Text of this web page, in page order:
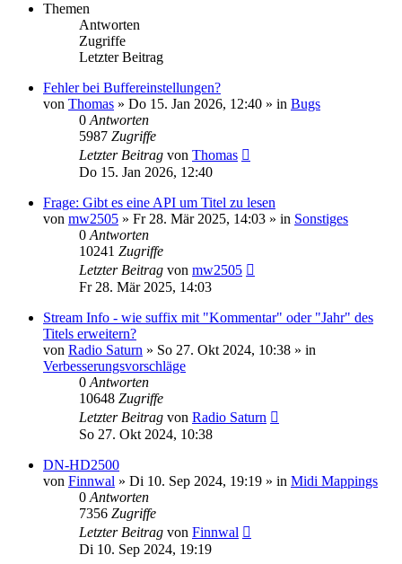
Themen
Antworten
Zugriffe
Letzter Beitrag
Fehler bei Buffereinstellungen?
von Thomas » Do 15. Jan 2026, 12:40 » in Bugs
0 Antworten
5987 Zugriffe
Letzter Beitrag von Thomas
Do 15. Jan 2026, 12:40
Frage: Gibt es eine API um Titel zu lesen
von mw2505 » Fr 28. Mär 2025, 14:03 » in Sonstiges
0 Antworten
10241 Zugriffe
Letzter Beitrag von mw2505
Fr 28. Mär 2025, 14:03
Stream Info - wie suffix mit "Kommentar" oder "Jahr" des
Titels erweitern?
von Radio Saturn » So 27. Okt 2024, 10:38 » in
Verbesserungsvorschläge
0 Antworten
10648 Zugriffe
Letzter Beitrag von Radio Saturn
So 27. Okt 2024, 10:38
DN-HD2500
von Finnwal » Di 10. Sep 2024, 19:19 » in Midi Mappings
0 Antworten
7356 Zugriffe
Letzter Beitrag von Finnwal
Di 10. Sep 2024, 19:19